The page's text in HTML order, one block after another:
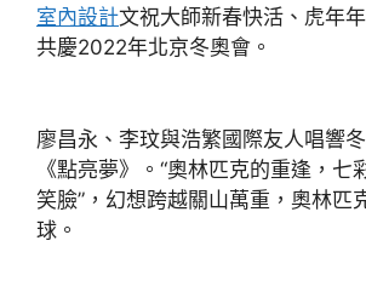
室內設計文祝大師新春快活、虎年
共慶2022年北京冬奧會。
廖昌永、李玟與浩繁國際友人唱響
《點亮夢》。“奧林匹克的重逢，七
笑臉”，幻想跨越關山萬重，奧林匹
球。